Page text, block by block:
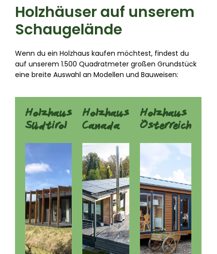
Holzhäuser auf unserem
Schaugelände
Wenn du ein Holzhaus kaufen möchtest, findest du
auf unserem 1.500 Quadratmeter großen Grundstück
eine breite Auswahl an Modellen und Bauweisen:
Holzhaus
Südtirol
Holzhaus
Canada
Holzhaus
Österreich